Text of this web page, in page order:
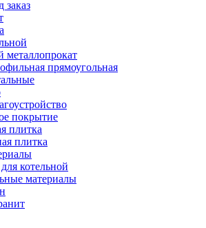
заказ
металлопрокат
прямоугольная
покрытие
плитка
плитка
котельной
материалы